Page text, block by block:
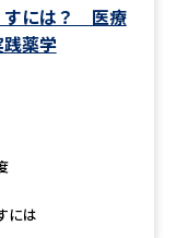
説
ブ
ついて
すには？ 医療
薬学
には